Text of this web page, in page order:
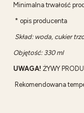
Minimalna trwałość
* opis producenta
Skład: woda, cukier
Objętość: 330 ml
UWAGA! ŻYWY
Rekomendowana